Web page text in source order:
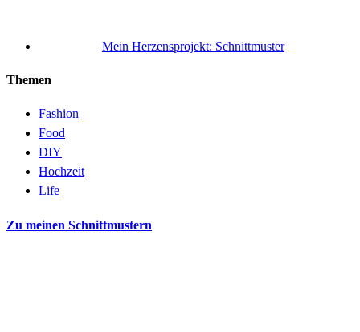
Mein Herzensprojekt: Schnittmuster
Themen
Fashion
Food
DIY
Hochzeit
Life
Zu meinen Schnittmustern